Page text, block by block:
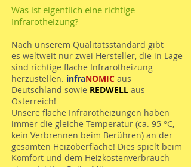
Was ist eigentlich eine richtige
Infrarotheizung?
Nach unserem Qualitätsstandard gibt
es weltweit nur zwei Hersteller, die in Lage
sind richtige flache Infrarotheizung
herzustellen. infraNOMIC aus
Deutschland sowie REDWELL aus
Österreich!
Unsere flache Infrarotheizungen haben
immer die gleiche Temperatur (ca. 95 °C,
kein Verbrennen beim Berühren) an der
gesamten Heizoberfläche! Dies spielt beim
Komfort und dem Heizkostenverbrauch